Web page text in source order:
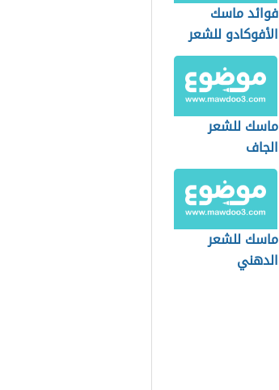
فوائد ماسك
الأفوكادو للشعر
ماسك للشعر
الجاف
ماسك للشعر
الدهني